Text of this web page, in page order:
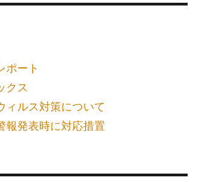
ポート
クス
ィルス対策について
報発表時に対応措置